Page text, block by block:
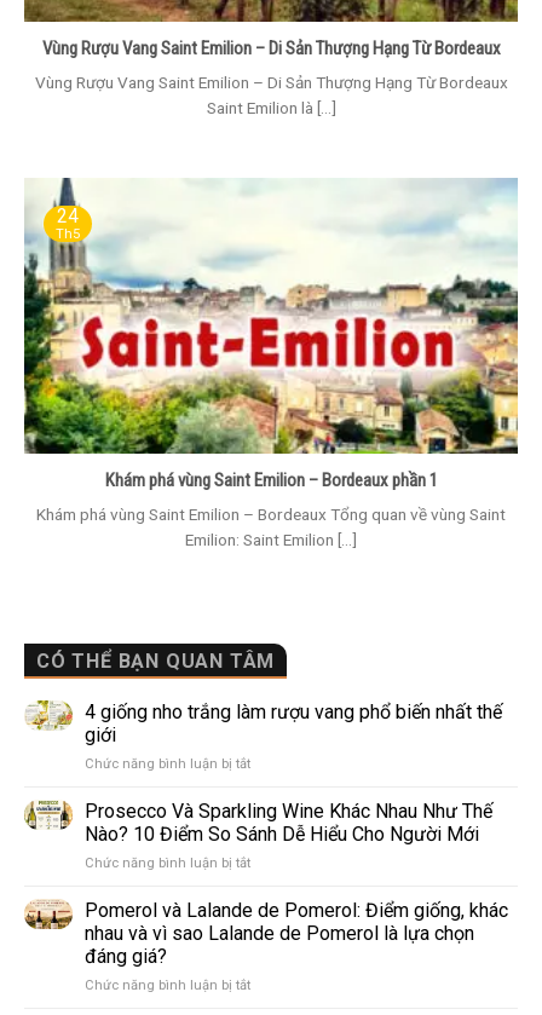
CÓ THỂ BẠN QUAN TÂM
4 giống nho trắng làm rượu vang phổ biến nhất thế
giới
Chức năng bình luận bị tắtở
giống
nho
trắng
làm
vang
phổ
thế
Prosecco Và Sparkling Wine Khác Nhau Như Thế
Nào? 10 Điểm So Sánh Dễ Hiểu Cho Người Mới
Chức năng bình luận bị tắtở
Và
Sparkling
Wine
Nhau
Pomerol và Lalande de Pomerol: Điểm giống, khác
nhau và vì sao Lalande de Pomerol là lựa chọn
đáng giá?
Chức năng bình luận bị tắtở
Vùng Rượu Vang Saint Emilion – Di Sản Thượng Hạng Từ Bordeaux
Vùng Rượu Vang Saint Emilion – Di Sản Thượng Hạng Từ Bordeaux
Saint Emilion là [...]
Khám phá vùng Saint Emilion – Bordeaux phần 1
Khám phá vùng Saint Emilion – Bordeaux Tổng quan về vùng Saint
Emilion: Saint Emilion [...]
24
Th5